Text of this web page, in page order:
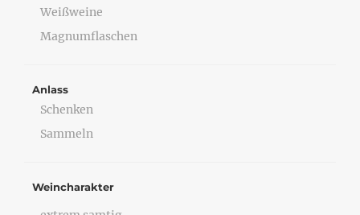
Weißweine
Magnumflaschen
Anlass
Schenken
Sammeln
Weincharakter